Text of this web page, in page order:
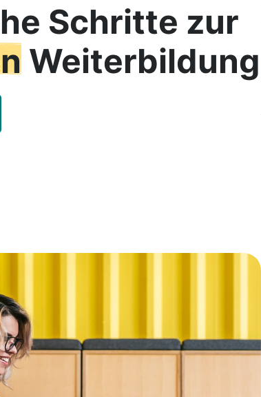
Schritte zur
Weiterbildung